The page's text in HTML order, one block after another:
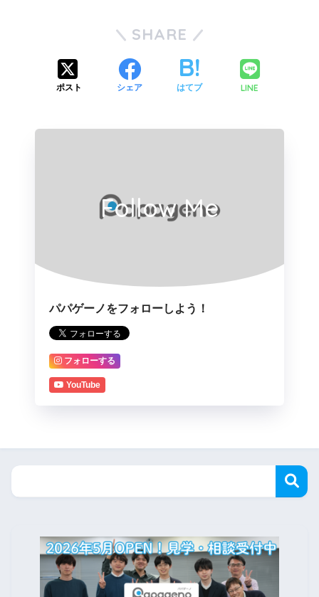
SHARE
ポスト シェア はてブ LINE
Follow Me
パパゲーノをフォローしよう！
フォローする
YouTube